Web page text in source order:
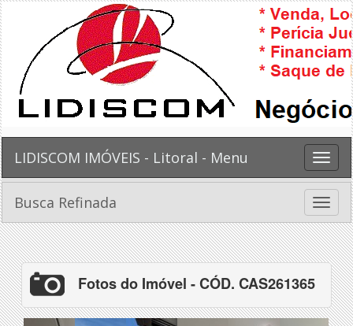
Toggle
LIDISCOM IMÓVEIS - Litoral - Menu
Toggle
Busca Refinada
Fotos do Imóvel - CÓD. CAS261365